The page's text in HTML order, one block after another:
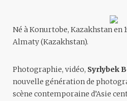
Né à Konurtobe, Kazakhstan en
Almaty (Kazakhstan).
Photographie, vidéo, Syrlybek
nouvelle génération de
scène contemporaine d’Asie